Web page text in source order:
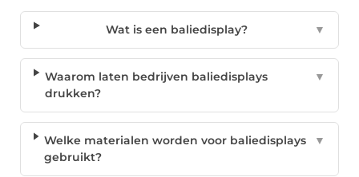
Wat is een baliedisplay? ▼
Waarom laten bedrijven baliedisplays
drukken?
▼
Welke materialen worden voor baliedisplays
gebruikt?
▼